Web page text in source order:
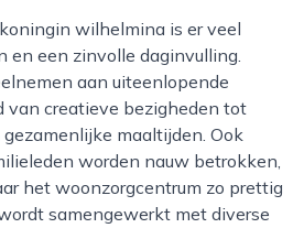
en een zinvolle daginvulling.
aan uiteenlopende
van creatieve bezigheden tot
maaltijden. Ook
worden nauw betrokken,
het woonzorgcentrum zo prettig
samengewerkt met diverse